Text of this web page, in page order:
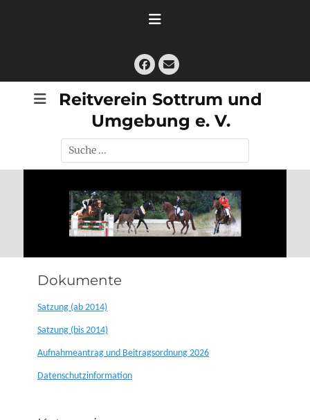
Facebook
E-
Mail
Reitverein Sottrum und
Umgebung e. V.
Suche
nach:
Dokumente
Satzung (ab 2014)
Satzung (bis 2014)
Aufnahmeantrag und Beitragsordnung 2026
Datenschutzinformation